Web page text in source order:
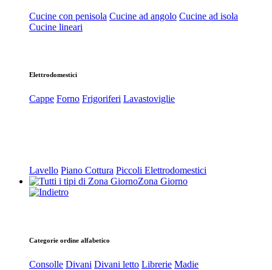
Cucine con penisola Cucine ad angolo Cucine ad isola
Cucine lineari
Elettrodomestici
Cappe Forno Frigoriferi Lavastoviglie
Lavello Piano Cottura Piccoli Elettrodomestici
Zona Giorno
Categorie ordine alfabetico
Consolle Divani Divani letto Librerie Madie